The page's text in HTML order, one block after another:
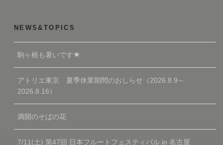
NEWS&TOPICS
駒ヶ根も暑いです☀
アトリエ東京 夏季休業期間のおしらせ（2026.8.9～
2026.8.16）
満開のそばの花
7/11(土) 第47回 日本フルートフェスティバル in 名古屋